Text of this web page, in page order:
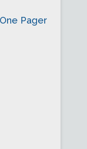
Pager